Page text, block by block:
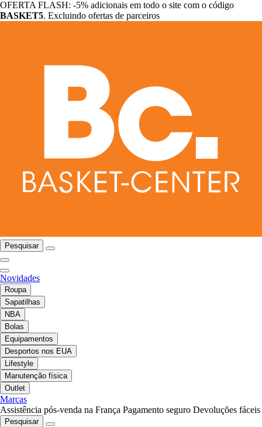
OFERTA FLASH: -5% adicionais em todo o site com o código
BASKET5. Excluindo ofertas de parceiros
Pesquisar
Novidades
Roupa
Sapatilhas
NBA
Bolas
Equipamentos
Desportos nos EUA
Lifestyle
Manutenção física
Outlet
Marcas
Assistência pós-venda na França Pagamento seguro Devoluções fáceis
Pesquisar